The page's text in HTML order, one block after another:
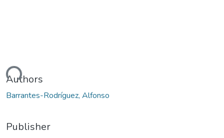
Authors
Barrantes-Rodríguez, Alfonso
Publisher